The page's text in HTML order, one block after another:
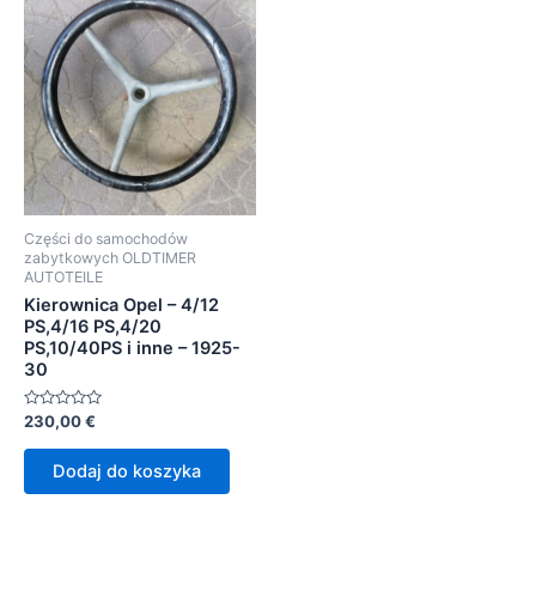
Części do samochodów
zabytkowych OLDTIMER
AUTOTEILE
Kierownica Opel – 4/12
PS,4/16 PS,4/20
PS,10/40PS i inne – 1925-
30
Oceniono
na
230,00€
Dodaj do koszyka